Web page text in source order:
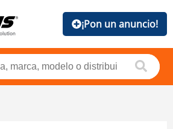
¡Pon un anuncio!